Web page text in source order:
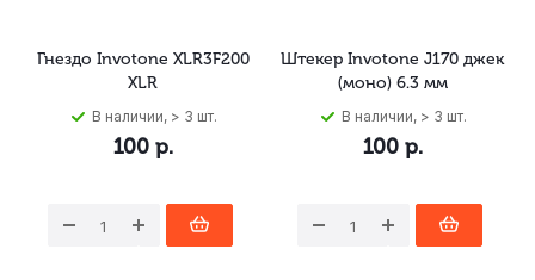
Гнездо Invotone XLR3F200
XLR
В наличии, > 3 шт.
100р.
Штекер Invotone J170 джек
(моно) 6.3 мм
В наличии, > 3 шт.
100р.